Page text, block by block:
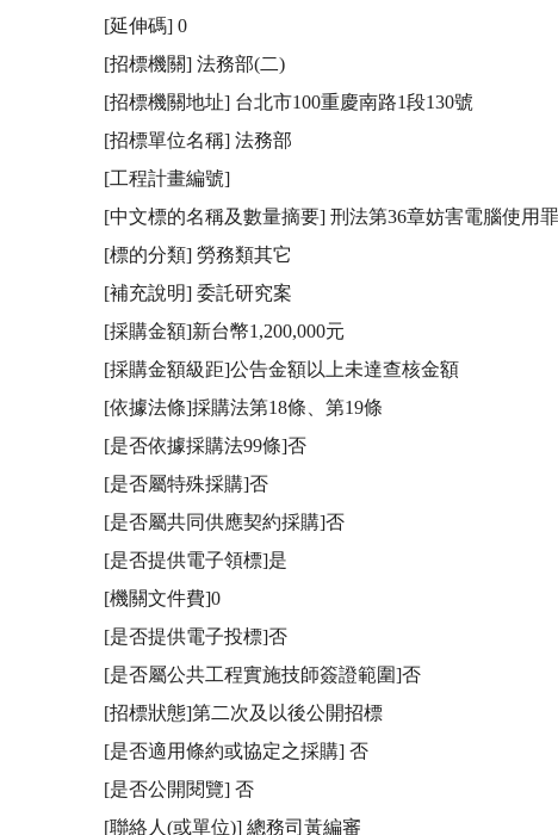
[延伸碼] 0
[招標機關] 法務部(二)
[招標機關地址] 台北市100重慶南路1段130號
[招標單位名稱] 法務部
[工程計畫編號]
[中文標的名稱及數量摘要] 刑法第36章妨害電腦使用
[標的分類] 勞務類其它
[補充說明] 委託研究案
[採購金額]新台幣1,200,000元
[採購金額級距]公告金額以上未達查核金額
[依據法條]採購法第18條、第19條
[是否依據採購法99條]否
[是否屬特殊採購]否
[是否屬共同供應契約採購]否
[是否提供電子領標]是
[機關文件費]0
[是否提供電子投標]否
[是否屬公共工程實施技師簽證範圍]否
[招標狀態]第二次及以後公開招標
[是否適用條約或協定之採購] 否
[是否公開閱覽] 否
[聯絡人(或單位)] 總務司黃編審